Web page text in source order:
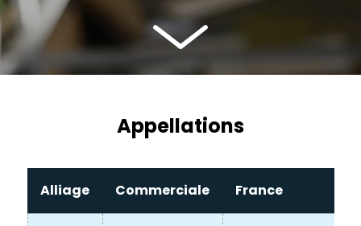
Appellations
Alliage Commerciale France